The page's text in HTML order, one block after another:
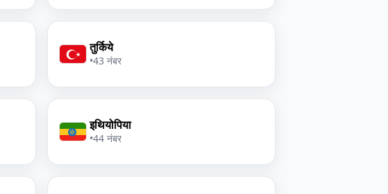
तुर्किये
•43 नंबर
इथियोपिया
•44 नंबर